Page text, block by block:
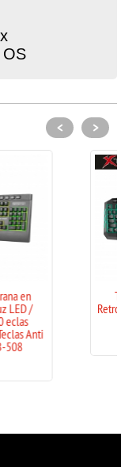
OS
Teclados en Español
Retroiluminación
< >